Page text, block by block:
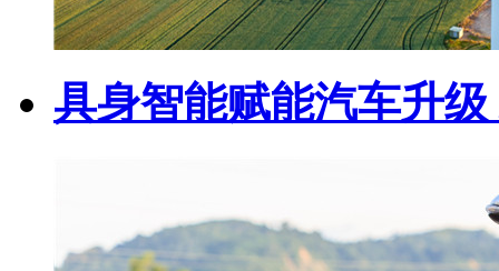
具身智能赋能汽车升